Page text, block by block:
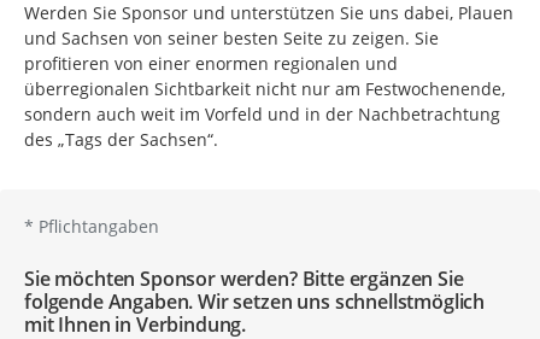
Werden Sie Sponsor und unterstützen Sie uns dabei, Plauen
und Sachsen von seiner besten Seite zu zeigen. Sie
profitieren von einer enormen regionalen und
überregionalen Sichtbarkeit nicht nur am Festwochenende,
sondern auch weit im Vorfeld und in der Nachbetrachtung
des „Tags der Sachsen“.
* Pflichtangaben
Sie möchten Sponsor werden? Bitte ergänzen Sie
folgende Angaben. Wir setzen uns schnellstmöglich
mit Ihnen in Verbindung.